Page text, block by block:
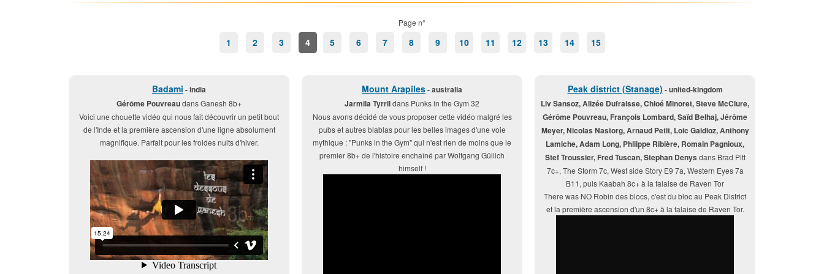
Page n°
1 2 3 4 5 6 7 8 9 10 11 12 13 14 15
Badami - india
Gérôme Pouvreaudans Ganesh 8b+
Voici une chouette vidéo qui nous fait découvrir un petit bout
de l'Inde et la première ascension d'une ligne absolument
magnifique. Parfait pour les froides nuits d'hiver.
Mount Arapiles- australia
Jarmila Tyrrildans Punks in the Gym 32
Nous avons décidé de vous proposer cette vidéo malgré les
pubs et autres blablas pour les belles images d'une voie
mythique : "Punks in the Gym" qui n'est rien de moins que le
premier 8b+ de l'histoire enchaîné par Wolfgang Güllich
himself !
Peak district (Stanage) - united-kingdom
Liv Sansoz, Alizée Dufraisse, Chloé Minoret, Steve McClure,
Gérôme Pouvreau, François Lombard, Saïd Belhaj, Jérôme
Meyer, Nicolas Nastorg, Arnaud Petit, Loic Gaidioz, Anthony
Lamiche, Adam Long, Philippe Ribière, Romain Pagnioux,
Stef Troussier, Fred Tuscan, Stephan Denys dans Brad Pitt
7c+, The Storm 7c, West side Story E9 7a, Western Eyes 7a
B11, puis Kaabah 8c+ à la falaise de Raven Tor
There was NO Robin des blocs, c'est du bloc au Peak District
et la première ascension d'un 8c+ à la falaise de Raven Tor.